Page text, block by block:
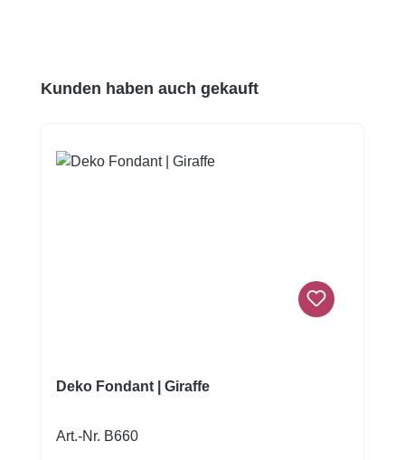
Produktgalerie überspringen
Kunden haben auch gekauft
Deko Fondant | Giraffe
Art.-Nr. B660